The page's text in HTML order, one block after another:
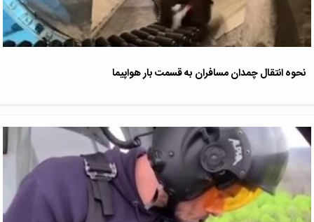
نحوه انتقال چمدان مسافران به قسمت بار هواپیما